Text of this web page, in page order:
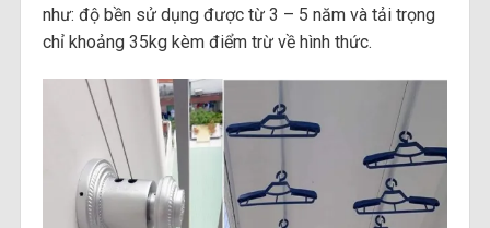
như: độ bền sử dụng được từ 3 – 5 năm và tải trọng
chỉ khoảng 35kg kèm điểm trừ về hình thức.